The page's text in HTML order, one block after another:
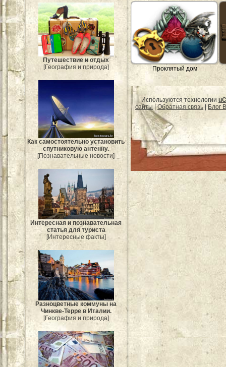
Путешествие и отдых
[География и природа]
Как самостоятельно установить
спутниковую антенну.
[Познавательные новости]
Интересная и познавательная
статья для туриста
[Интересные факты]
Разноцветные коммуны на
Чинкве-Терре в Италии.
[География и природа]
Проклятый дом
Используются технологии
сайты|Обратная связь Блог